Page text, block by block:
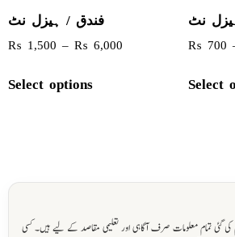
فندق / ہیزل نٹ
₨ 1,500 – ₨ 6,000
Select options
نٹ
₨ 700
Select
گئی تمام معلومات صرف آگاہی اور تعلیمی مقاصد کے لیے ہیں۔ کسی